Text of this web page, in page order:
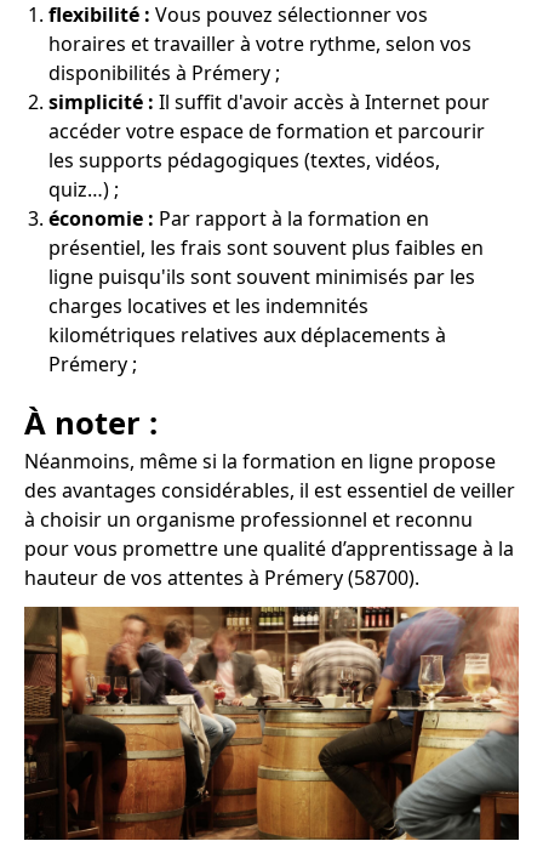
flexibilité : Vous pouvez sélectionner vos
horaires et travailler à votre rythme, selon vos
disponibilités à Prémery ;
simplicité : Il suffit d'avoir accès à Internet pour
accéder votre espace de formation et parcourir
les supports pédagogiques (textes, vidéos,
quiz…) ;
économie : Par rapport à la formation en
présentiel, les frais sont souvent plus faibles en
ligne puisqu'ils sont souvent minimisés par les
charges locatives et les indemnités
kilométriques relatives aux déplacements à
Prémery ;
À noter :
Néanmoins, même si la formation en ligne propose
des avantages considérables, il est essentiel de veiller
à choisir un organisme professionnel et reconnu
pour vous promettre une qualité d’apprentissage à la
hauteur de vos attentes à Prémery (58700).